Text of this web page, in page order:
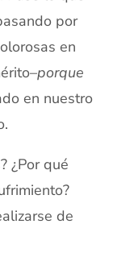
por
en
porque
en nuestro
¿Por qué
de